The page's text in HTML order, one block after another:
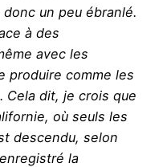
donc un peu ébranlé.
à des
avec les
produire comme les
Cela dit, je crois que
où seuls les
descendu, selon
la